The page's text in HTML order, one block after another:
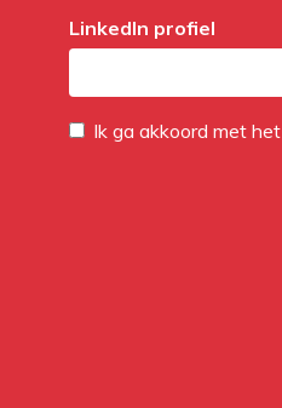
LinkedIn profiel
Ik ga akkoord met het